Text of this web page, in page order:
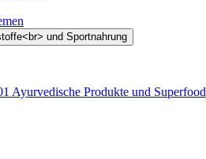
Ayurvedische Produkte und Superfood